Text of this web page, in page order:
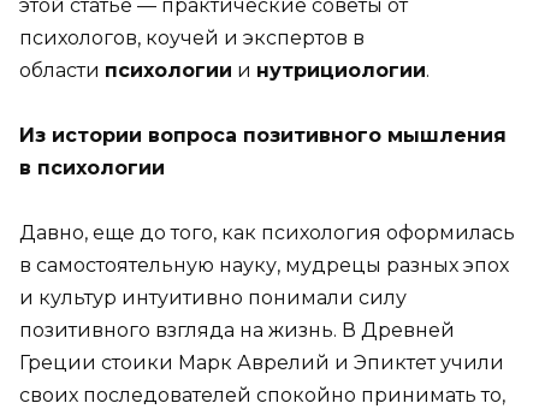
этой статье — практические советы от
психологов, коучей и экспертов в
области психологии и нутрициологии.
Из истории вопроса позитивного мышления
в психологии
Давно, еще до того, как психология оформилась
в самостоятельную науку, мудрецы разных эпох
и культур интуитивно понимали силу
позитивного взгляда на жизнь. В Древней
Греции стоики Марк Аврелий и Эпиктет учили
своих последователей спокойно принимать то,